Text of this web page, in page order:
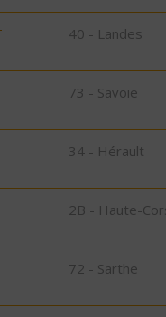
40 - Landes
73 - Savoie
34 - Hérault
2B - Haute-
72 - Sarthe